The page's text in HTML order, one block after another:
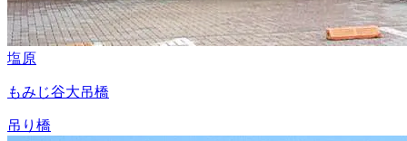
塩原
もみじ谷大吊橋
吊り橋